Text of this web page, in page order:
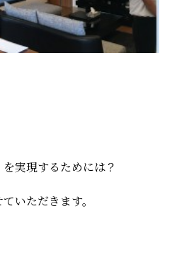
実現するためには？
いただきます。